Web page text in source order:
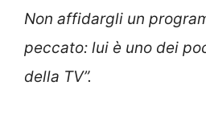
Non affidargli un
peccato: lui è uno dei
della TV”.